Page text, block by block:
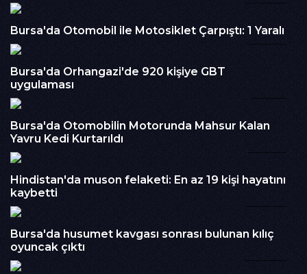
vatandaşların ihbarı üzerine olay yerine sevk edilen sağlık
kaldırıldı.Hastanede tedavi altına alınan yaralının sağlık
durumuna ilişkin detay paylaşılmazken, saldırının ardından
zanlının yakalanması için çalışma başlattı.
İzlenme : 261
Embed Kodu :
Bursa'da Otomobil ile Motosiklet Çarpıştı: 1 Yaralı
00:31
Bursa'da Orhangazi'de 920 kişiye GBT
uygulaması
Bursa'da Otomobilin Motorunda Mahsur Kalan
Yavru Kedi Kurtarıldı
Hindistan'da muson felaketi: En az 19 kişi hayatını
kaybetti
Bursa'da husumet kavgası sonrası bulunan kılıç
oyuncak çıktı